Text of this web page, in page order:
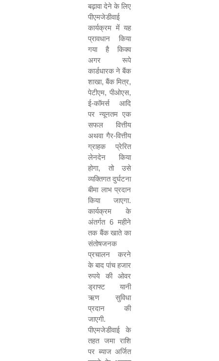
बढ़ावा देने के लिए
पीएमजेडीवाई
कार्यक्रम में यह
प्रावधान किया
गया है किक्व
अगर रूपे
कार्डधारक ने बैंक
शाखा, बैंक मित्र,
पेटीएम, पीओएस,
ई-कॉमर्स आदि
पर न्यूनतम एक
सफल वित्तीय
अथवा गैर-वित्तीय
ग्राहक प्रेरित
लेनदेन किया
होगा, तो उसे
व्यक्तिगत दुर्घटना
बीमा लाभ प्रदान
किया जाएगा.
कार्यक्रम के
अंतर्गत 6 महीने
तक बैंक खाते का
संतोषजनक
प्रचालन करने
के बाद पांच हजार
रुपये की ओवर
ड्राफ्ट यानी
ऋण सुविधा
प्रदान की
जाएगी.
पीएमजेडीवाई के
तहत जमा राशि
पर ब्याज अर्जित